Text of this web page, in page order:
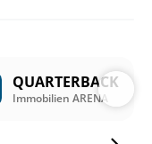
QUARTERBACK
Immobilien ARENA